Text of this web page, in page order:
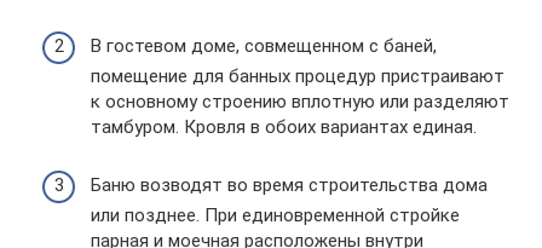
В гостевом доме, совмещенном с баней,
помещение для банных процедур пристраивают
к основному строению вплотную или разделяют
тамбуром. Кровля в обоих вариантах единая.
Баню возводят во время строительства дома
или позднее. При единовременной стройке
парная и моечная расположены внутри